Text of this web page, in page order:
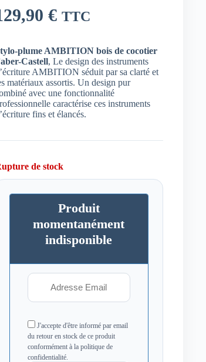
€ TTC
plume AMBITION bois de cocotier
Castell, Le design des instruments
AMBITION séduit par sa clarté et
matériaux assortis. Un design pur
avec une fonctionnalité
caractérise ces instruments
fins et élancés.
de stock
Produit
momentanément
indisponible
J'accepte d'être informé par email
du retour en stock de ce produit
conformément à la politique de
confidentialité.